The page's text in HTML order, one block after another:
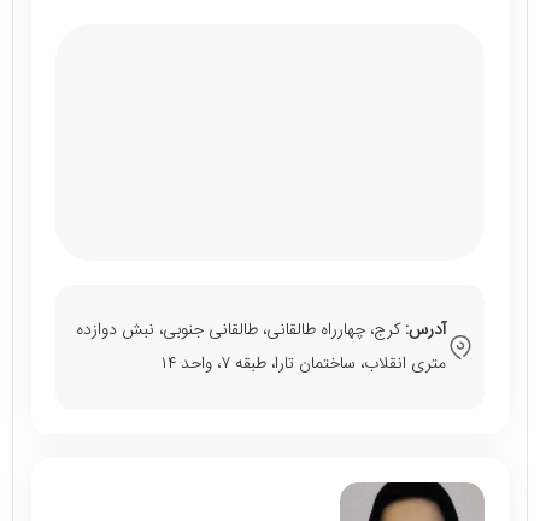
آدرس:کرج، چهارراه طالقانی، طالقانی جنوبی، نبش دوازده
متری انقلاب، ساختمان تارا، طبقه ۷، واحد ۱۴